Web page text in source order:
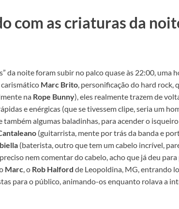
com as criaturas da
da noite foram subir no palco quase às 22:00, uma
Marc Brito, personificação do hard rock,
na Rope Bunny), eles realmente trazem de
e enérgicas (que se tivessem clipe, seria um
também algumas baladinhas, para acender o
(guitarrista, mente por trás da banda e
(baterista, outro que tem um cabelo incrível,
nem comentar do cabelo, acho que já deu
Marc, o Rob Halford de Leopoldina, MG, entrando
para o público, animando-os enquanto rolava a